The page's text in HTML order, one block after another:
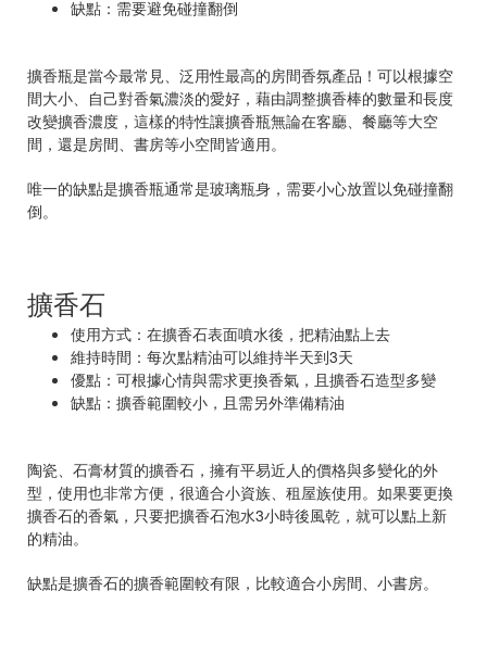
缺點：需要避免碰撞翻倒
擴香瓶是當今最常見、泛用性最高的房間香氛產品！可以根據空
間大小、自己對香氣濃淡的愛好，藉由調整擴香棒的數量和長度
改變擴香濃度，這樣的特性讓擴香瓶無論在客廳、餐廳等大空
間，還是房間、書房等小空間皆適用。
唯一的缺點是擴香瓶通常是玻璃瓶身，需要小心放置以免碰撞翻
倒。
擴香石
使用方式：在擴香石表面噴水後，把精油點上去
維持時間：每次點精油可以維持半天到3天
優點：可根據心情與需求更換香氣，且擴香石造型多變
缺點：擴香範圍較小，且需另外準備精油
陶瓷、石膏材質的擴香石，擁有平易近人的價格與多變化的外
型，使用也非常方便，很適合小資族、租屋族使用。如果要更換
擴香石的香氣，只要把擴香石泡水3小時後風乾，就可以點上新
的精油。
缺點是擴香石的擴香範圍較有限，比較適合小房間、小書房。